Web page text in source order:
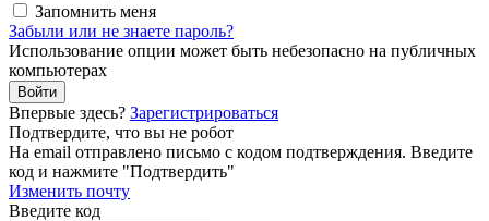
Запомнить меня
Забыли или не знаете пароль?
Использование опции может быть небезопасно на публичных
компьютерах
Войти
Впервые здесь? Зарегистрироваться
Подтвердите, что вы не робот
Ha email отправлено письмо с кодом подтверждения. Введите
код и нажмите "Подтвердить"
Изменить почту
Введите код